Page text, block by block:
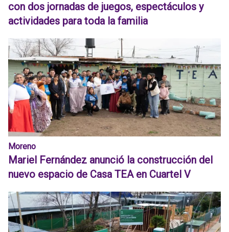
con dos jornadas de juegos, espectáculos y
actividades para toda la familia
Moreno
Mariel Fernández anunció la construcción del
nuevo espacio de Casa TEA en Cuartel V